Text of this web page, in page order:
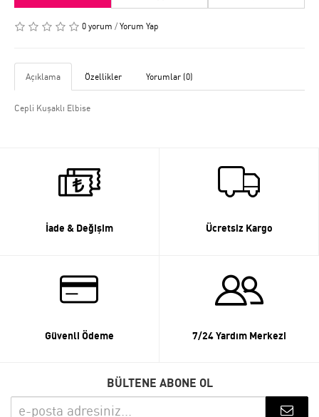
0 yorum / Yorum Yap
Açıklama Özellikler Yorumlar (0)
Cepli Kuşaklı Elbise
İade & Değişim Ücretsiz Kargo
Güvenli Ödeme 7/24 Yardım Merkezi
BÜLTENE ABONE OL